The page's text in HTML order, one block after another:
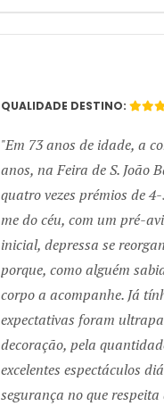
QUALIDADE DESTINO:
Em 73 anos de idade, a
anos, na Feira de S. João
quatro vezes prémios de
me do céu, com um pré-
inicial, depressa se
porque, como alguém
corpo a acompanhe. Já
expectativas foram
decoração, pela
excelentes espectáculos
segurança no que